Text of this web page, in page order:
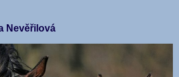
Nevěřilová